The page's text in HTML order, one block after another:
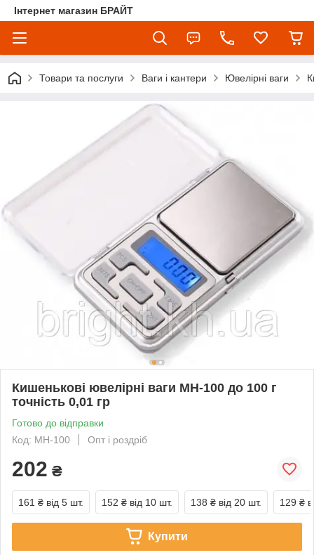
Інтернет магазин БРАЙТ
Товари та послуги Ваги і кантери Ювелірні ваги
Кишенькові ювелірні ваги MH-100 до 100 г
точність 0,01 гр
Готово до відправки
Код: MH-100
Опт і роздріб
202 ₴
161 ₴ від 5 шт. 152 ₴ від 10 шт. 138 ₴ від 20 шт. 129 ₴
Купити